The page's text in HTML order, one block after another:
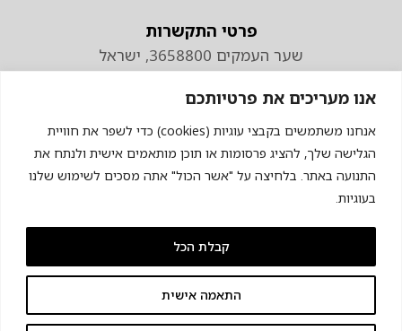
אנו מעריכים את פרטיותכם
אנחנו משתמשים בקבצי עוגיות (cookies) כדי לשפר את חוויית
הגלישה שלך, להציג פרסומות או תוכן מותאמים אישית ולנתח את
התנועה באתר. בלחיצה על "אשר הכול" אתה מסכים לשימוש שלנו
בעוגיות.
התאמה אישית
קבלת הכל
פרטי התקשרות
שער העמקים 3658800, ישראל
טלפון
074-7110298
© כל הזכויות שמורות לכרומגן
תקנון האתר
ניהול הגדרות מעקב